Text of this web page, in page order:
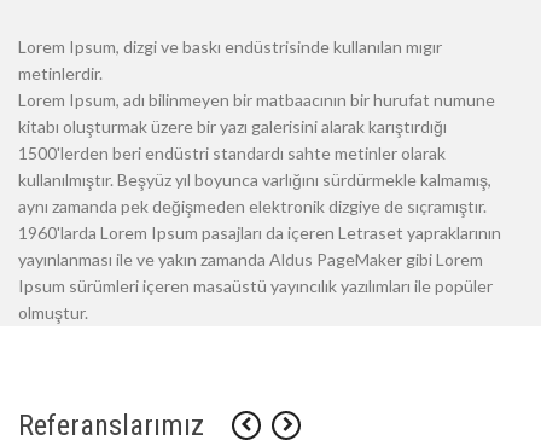
Lorem Ipsum, dizgi ve baskı endüstrisinde kullanılan mıgır
metinlerdir.
Lorem Ipsum, adı bilinmeyen bir matbaacının bir hurufat numune
kitabı oluşturmak üzere bir yazı galerisini alarak karıştırdığı
1500'lerden beri endüstri standardı sahte metinler olarak
kullanılmıştır. Beşyüz yıl boyunca varlığını sürdürmekle kalmamış,
aynı zamanda pek değişmeden elektronik dizgiye de sıçramıştır.
1960'larda Lorem Ipsum pasajları da içeren Letraset yapraklarının
yayınlanması ile ve yakın zamanda Aldus PageMaker gibi Lorem
Ipsum sürümleri içeren masaüstü yayıncılık yazılımları ile popüler
olmuştur.
Referanslarımız